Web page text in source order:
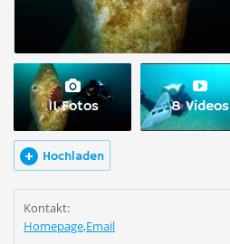
11 Fotos 8 Videos
Hochladen
Kontakt:
Homepage,Email